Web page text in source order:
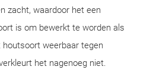
zacht, waardoor het een
is om bewerkt te worden als
weerbaar tegen
het nagenoeg niet.